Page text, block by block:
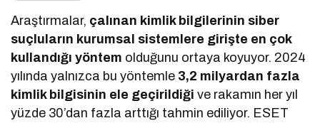
Araştırmalar, çalınan kimlik bilgilerinin siber
suçluların kurumsal sistemlere girişte en çok
kullandığı yöntem olduğunu ortaya koyuyor. 2024
yılında yalnızca bu yöntemle 3,2 milyardan fazla
kimlik bilgisinin ele geçirildiği ve rakamın her yıl
yüzde 30’dan fazla arttığı tahmin ediliyor. ESET